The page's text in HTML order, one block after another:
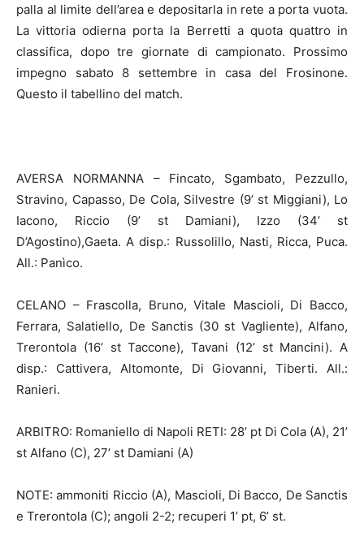
palla al limite dell’area e depositarla in rete a porta vuota.
La vittoria odierna porta la Berretti a quota quattro in
classifica, dopo tre giornate di campionato. Prossimo
impegno sabato 8 settembre in casa del Frosinone.
Questo il tabellino del match.
AVERSA NORMANNA – Fincato, Sgambato, Pezzullo,
Stravino, Capasso, De Cola, Silvestre (9’ st Miggiani), Lo
Iacono, Riccio (9’ st Damiani), Izzo (34’ st
D’Agostino),Gaeta. A disp.: Russolillo, Nasti, Ricca, Puca.
All.: Panìco.
CELANO – Frascolla, Bruno, Vitale Mascioli, Di Bacco,
Ferrara, Salatiello, De Sanctis (30 st Vagliente), Alfano,
Trerontola (16’ st Taccone), Tavani (12’ st Mancini). A
disp.: Cattivera, Altomonte, Di Giovanni, Tiberti. All.:
Ranieri.
ARBITRO: Romaniello di Napoli RETI: 28’ pt Di Cola (A), 21’
st Alfano (C), 27’ st Damiani (A)
NOTE: ammoniti Riccio (A), Mascioli, Di Bacco, De Sanctis
e Trerontola (C); angoli 2-2; recuperi 1’ pt, 6’ st.